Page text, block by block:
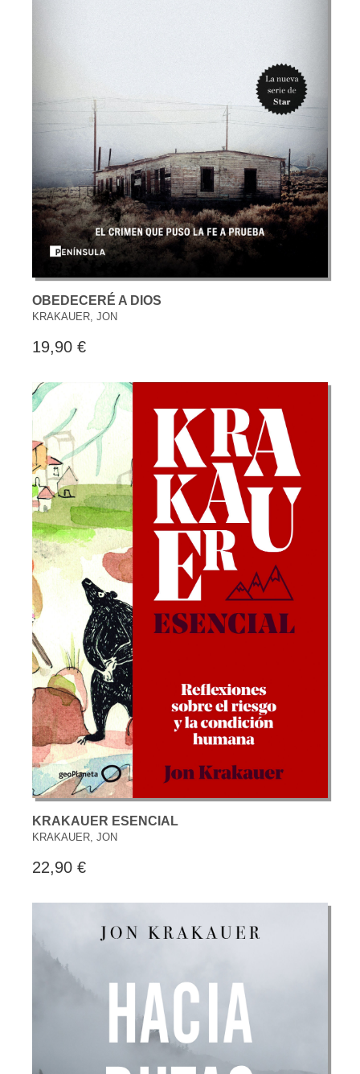
OBEDECERÉ A DIOS
KRAKAUER, JON
19,90 €
KRAKAUER ESENCIAL
KRAKAUER, JON
22,90 €